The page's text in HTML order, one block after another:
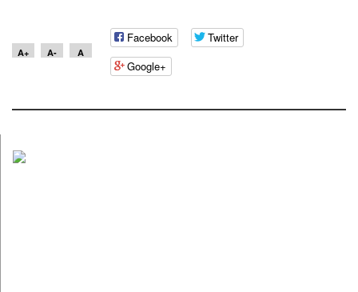
A+ A- A
Facebook
Twitter
Google+